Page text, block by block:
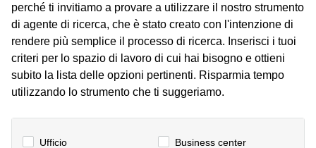
Coworking
Lecco
Coworking
Brescia
Coworking
Pescara
Coworking
perché ti invitiamo a provare a utilizzare il nostro strumento
di agente di ricerca, che è stato creato con l'intenzione di
rendere più semplice il processo di ricerca. Inserisci i tuoi
criteri per lo spazio di lavoro di cui hai bisogno e ottieni
subito la lista delle opzioni pertinenti. Risparmia tempo
utilizzando lo strumento che ti suggeriamo.
Ufficio Business center